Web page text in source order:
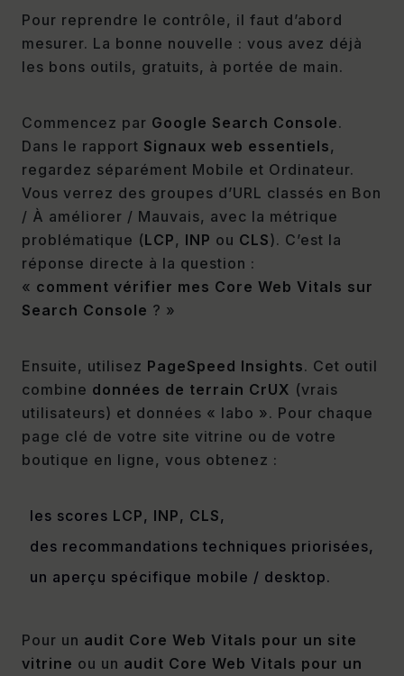
Pour reprendre le contrôle, il faut d’abord
mesurer. La bonne nouvelle : vous avez déjà
les bons outils, gratuits, à portée de main.
Commencez par Google Search Console.
Dans le rapport Signaux web essentiels,
regardez séparément Mobile et Ordinateur.
Vous verrez des groupes d’URL classés en Bon
/ À améliorer / Mauvais, avec la métrique
problématique (LCP, INP ou CLS). C’est la
réponse directe à la question :
« comment vérifier mes Core Web Vitals sur
Search Console ? »
Ensuite, utilisez PageSpeed Insights. Cet outil
combine données de terrain CrUX (vrais
utilisateurs) et données « labo ». Pour chaque
page clé de votre site vitrine ou de votre
boutique en ligne, vous obtenez :
les scores LCP, INP, CLS,
des recommandations techniques priorisées,
un aperçu spécifique mobile / desktop.
Pour un audit Core Web Vitals pour un site
vitrine ou un audit Core Web Vitals pour un